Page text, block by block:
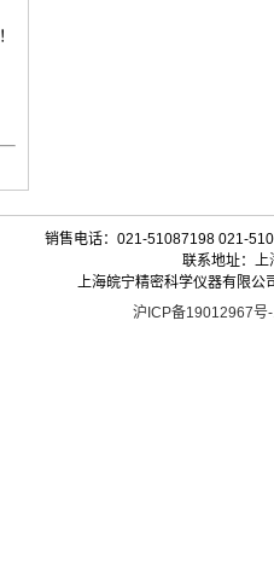
！
销售电话：021-51087198 021-
联系地址：
上海皖宁精密科学仪器有限
沪ICP备19012967号